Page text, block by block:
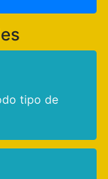
tipo de